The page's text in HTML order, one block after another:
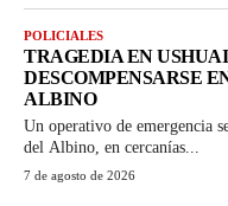
POLICIALES
TRAGEDIA EN
DESCOMPENSARSE
ALBINO
Un operativo de emergencia
del Albino, en cercanías...
7 de agosto de 2026